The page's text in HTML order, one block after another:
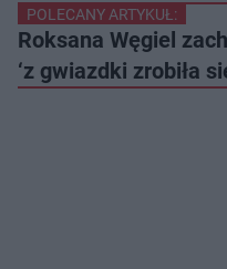
POLECANY ARTYKUŁ:
Roksana Węgiel
‘z gwiazdki zrobiła